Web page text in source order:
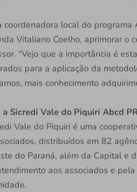
coordenadora local do programa
Vitaliano Coelho, aprimorar o
“Vejo que a importância é
para a aplicação da
mais conhecimento
a Sicredi Vale do Piquiri Abcd
Vale do Piquiri é uma
distribuídos em 82
do Paraná, além da Capital e
aos associados e